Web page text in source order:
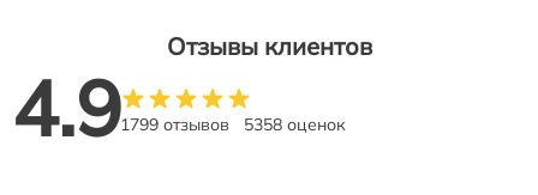
Отзывы клиентов
4.91799 отзывов 5358 оценок